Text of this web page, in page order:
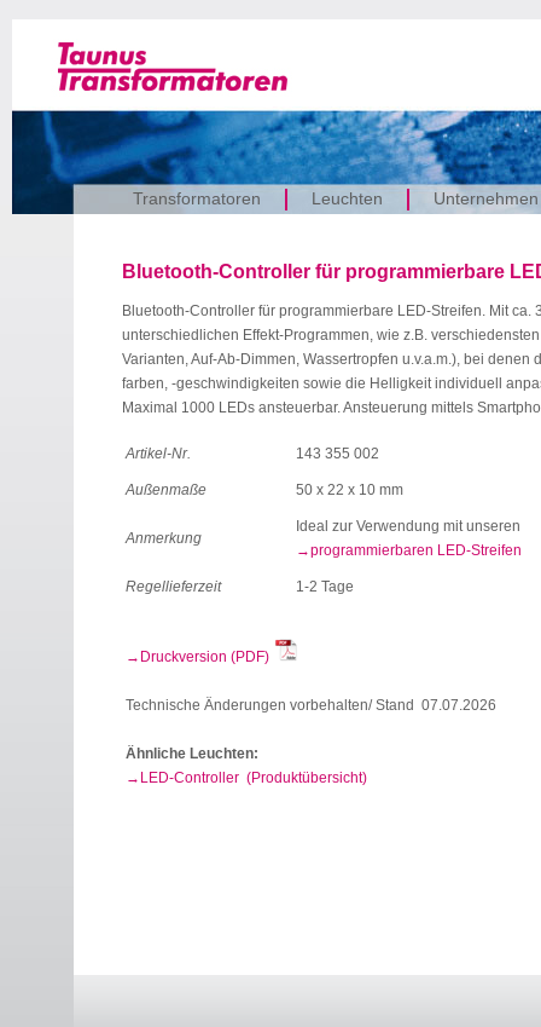
Transformatoren Leuchten Unternehmen
Bluetooth-Controller für programmierbare
Bluetooth-Controller für programmierbare LED-Streifen. Mit ca.
unterschiedlichen Effekt-Programmen, wie z.B.
Varianten, Auf-Ab-Dimmen, Wassertropfen u.v.a.m.), bei denen
farben, -geschwindigkeiten sowie die Helligkeit individuell
Maximal 1000 LEDs ansteuerbar. Ansteuerung mittels
Artikel-Nr. 143 355 002
Außenmaße 50 x 22 x 10 mm
Anmerkung
Ideal zur Verwendung mit unseren
programmierbaren LED-Streifen
Regellieferzeit 1-2 Tage
Druckversion (PDF)
Technische Änderungen vorbehalten/ Stand 07.07.2026
Ähnliche Leuchten:
LED-Controller (Produktübersicht)